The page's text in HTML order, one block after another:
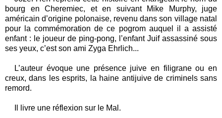
bourg en Cheremiec, et en suivant Mike Murphy, juge
américain d’origine polonaise, revenu dans son village natal
pour la commémoration de ce pogrom auquel il a assisté
enfant : le joueur de ping-pong, l’enfant Juif assassiné sous
ses yeux, c’est son ami Zyga Ehrlich...
L’auteur évoque une présence juive en filigrane ou en
creux, dans les esprits, la haine antijuive de criminels sans
remord.
Il livre une réflexion sur le Mal.